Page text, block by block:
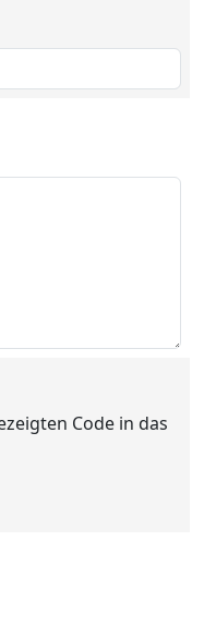
Code in das